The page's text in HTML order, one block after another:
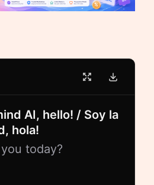
AI, hello! / Soy la
hola!
today?